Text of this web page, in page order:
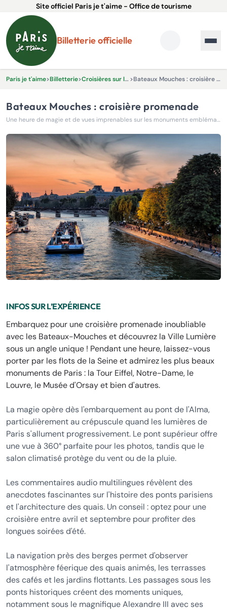
Site officiel Paris je t'aime - Office de tourisme
Billetterie officielle
Paris je t'aime>Billetterie> Croisières sur la Seine > Bateaux Mouches : croisière promenade
Bateaux Mouches : croisière promenade
Une heure de magie et de vues imprenables sur les monuments emblématiques de Paris.
INFOS SUR L’EXPÉRIENCE
Embarquez pour une croisière promenade inoubliable
avec les Bateaux-Mouches et découvrez la Ville Lumière
sous un angle unique ! Pendant une heure, laissez-vous
porter par les flots de la Seine et admirez les plus beaux
monuments de Paris : la Tour Eiffel, Notre-Dame, le
Louvre, le Musée d'Orsay et bien d'autres.
La magie opère dès l'embarquement au pont de l'Alma,
particulièrement au crépuscule quand les lumières de
Paris s'allument progressivement. Le pont supérieur offre
une vue à 360° parfaite pour les photos, tandis que le
salon climatisé protège du vent ou de la pluie.
Les commentaires audio multilingues révèlent des
anecdotes fascinantes sur l'histoire des ponts parisiens
et l'architecture des quais. Un conseil : optez pour une
croisière entre avril et septembre pour profiter des
longues soirées d'été.
La navigation près des berges permet d'observer
l'atmosphère féerique des quais animés, les terrasses
des cafés et les jardins flottants. Les passages sous les
ponts historiques créent des moments uniques,
notamment sous le magnifique Alexandre III avec ses